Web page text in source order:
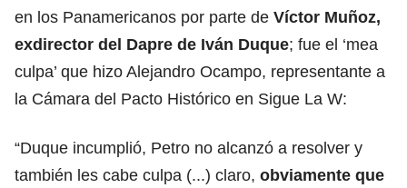
en los Panamericanos por parte de Víctor Muñoz,
exdirector del Dapre de Iván Duque; fue el ‘mea
culpa’ que hizo Alejandro Ocampo, representante a
la Cámara del Pacto Histórico en Sigue La W:
“Duque incumplió, Petro no alcanzó a resolver y
también les cabe culpa (...) claro, obviamente que